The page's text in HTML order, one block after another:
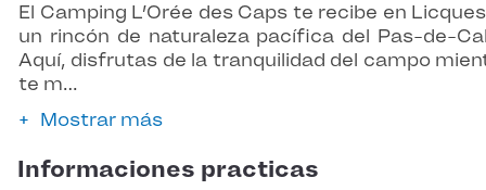
El Camping L’Orée des Caps te recibe en
un rincón de naturaleza pacífica del Pas-de-
Aquí, disfrutas de la tranquilidad del campo
te m…
Mostrar más
Informaciones practicas